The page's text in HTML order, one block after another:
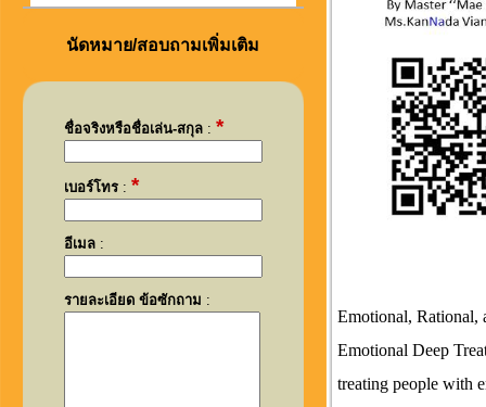
นัดหมาย/สอบถามเพิ่มเติม
ชื่อจริงหรือชื่อเล่น-สกุล : *
เบอร์โทร : *
อีเมล :
รายละเอียด ข้อซักถาม :
Emotional, Rational,
Emotional Deep
treating people with